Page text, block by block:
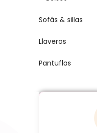
Sofás & sillas
Llaveros
Pantuflas